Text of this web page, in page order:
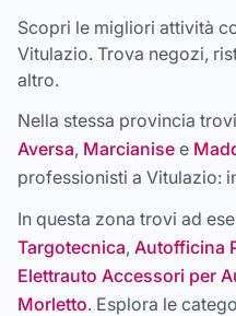
Scopri le migliori attività
Vitulazio. Trova negozi,
altro.
Nella stessa provincia
Aversa, Marcianise e
professionisti a Vitulazio:
In questa zona trovi ad
Targotecnica, Autofficina
Elettrauto Accessori per
Morletto. Esplora le